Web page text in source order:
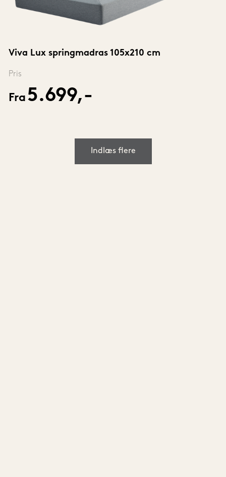
Viva Lux springmadras 105x210 cm
Pris
Fra 5.699,-
Indlæs flere